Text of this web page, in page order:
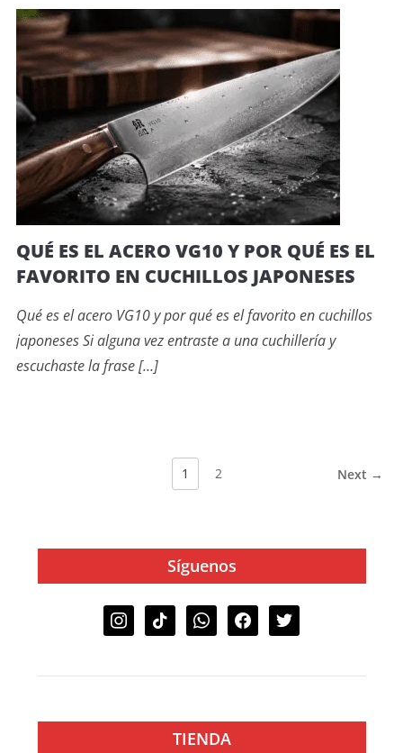
QUÉ ES EL ACERO VG10 Y POR QUÉ ES EL
FAVORITO EN CUCHILLOS JAPONESES
Qué es el acero VG10 y por qué es el favorito en cuchillos
japoneses Si alguna vez entraste a una cuchillería y
escuchaste la frase […]
1 2 Next →
Síguenos
TIENDA